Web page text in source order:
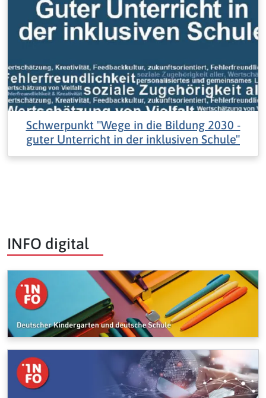
Schwerpunkt "Wege in die Bildung 2030 -
guter Unterricht in der inklusiven Schule"
INFO digital